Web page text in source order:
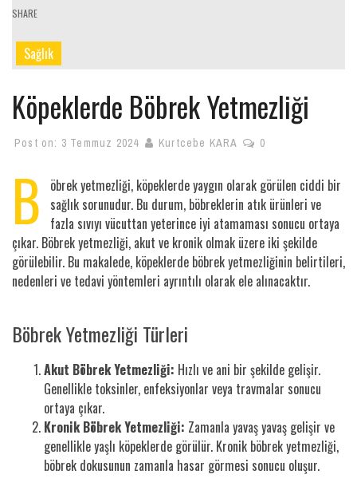
SHARE
Sağlık
Köpeklerde Böbrek Yetmezliği
Post on: 3 Temmuz 2024 Kurtcebe KARA 0
B
öbrek yetmezliği, köpeklerde yaygın olarak görülen ciddi bir
sağlık sorunudur. Bu durum, böbreklerin atık ürünleri ve
fazla sıvıyı vücuttan yeterince iyi atamaması sonucu ortaya
çıkar. Böbrek yetmezliği, akut ve kronik olmak üzere iki şekilde
görülebilir. Bu makalede, köpeklerde böbrek yetmezliğinin belirtileri,
nedenleri ve tedavi yöntemleri ayrıntılı olarak ele alınacaktır.
Böbrek Yetmezliği Türleri
Akut Böbrek Yetmezliği: Hızlı ve ani bir şekilde gelişir.
Genellikle toksinler, enfeksiyonlar veya travmalar sonucu
ortaya çıkar.
Kronik Böbrek Yetmezliği: Zamanla yavaş yavaş gelişir ve
genellikle yaşlı köpeklerde görülür. Kronik böbrek yetmezliği,
böbrek dokusunun zamanla hasar görmesi sonucu oluşur.